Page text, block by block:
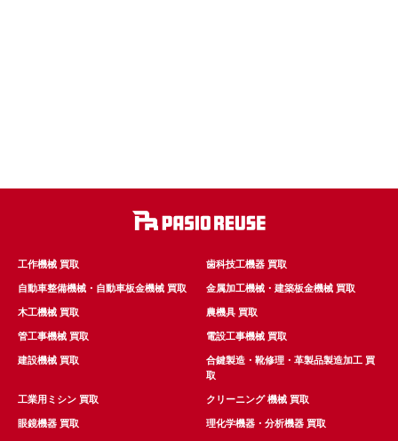
工作機械 買取 歯科技工機器 買取
自動車整備機械・自動車板金機械 買取 金属加工機械・建築板金機械 買取
木工機械 買取 農機具 買取
管工事機械 買取 電設工事機械 買取
建設機械 買取
合鍵製造・靴修理・革製品製造加工 買
取
工業用ミシン 買取 クリーニング 機械 買取
眼鏡機器 買取 理化学機器・分析機器 買取